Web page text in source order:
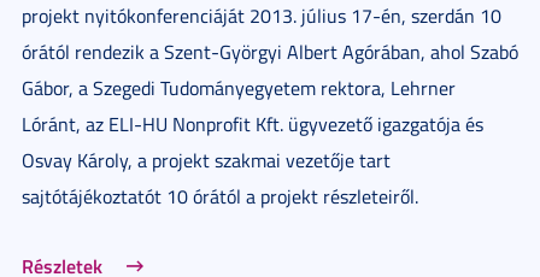
projekt nyitókonferenciáját 2013. július 17-én, szerdán 10
órától rendezik a Szent-Györgyi Albert Agórában, ahol Szabó
Gábor, a Szegedi Tudományegyetem rektora, Lehrner
Lóránt, az ELI-HU Nonprofit Kft. ügyvezető igazgatója és
Osvay Károly, a projekt szakmai vezetője tart
sajtótájékoztatót 10 órától a projekt részleteiről.
Részletek